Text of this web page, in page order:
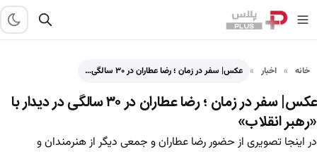
خانه اخبار عکس| سفر در زمان ؛ رضا عطاران در ۳۰ سالگی…
عکس| سفر در زمان ؛ رضا عطاران در ۳۰ سالگی در دیدار با
«رهبر انقلاب»
در اینجا تصویری از حضور رضا عطاران و جمعی دیگر از هنرمندان و